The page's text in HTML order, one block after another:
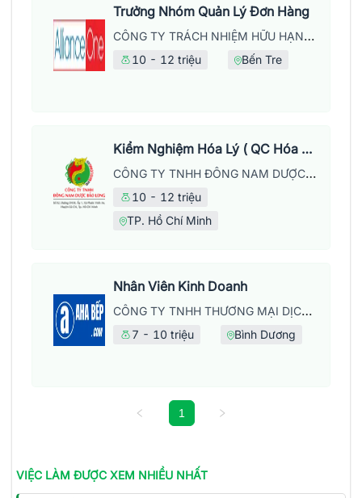
Trưởng Nhóm Quản Lý Đơn Hàng
CÔNG TY TRÁCH NHIỆM HỮU HẠN MAY MẶC ALLIANCE ONE
10 - 12 triệu Bến Tre
Kiểm Nghiệm Hóa Lý ( QC Hóa Lý) Ngành Dược
CÔNG TY TNHH ĐÔNG NAM DƯỢC BẢO LONG
10 - 12 triệu
TP. Hồ Chí Minh
Nhân Viên Kinh Doanh
CÔNG TY TNHH THƯƠNG MẠI DỊCH VỤ LỘC KỲ HƯNG
7 - 10 triệu Bình Dương
1
VIỆC LÀM ĐƯỢC XEM NHIỀU NHẤT